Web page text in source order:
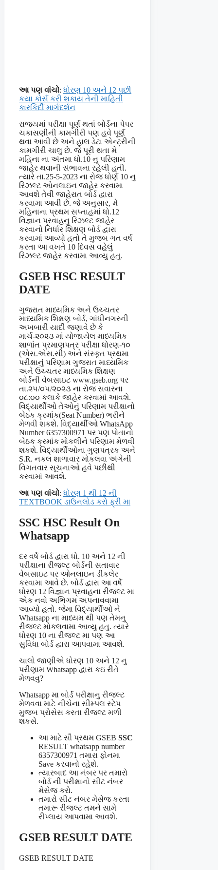
આ પણ વાંચો: ધોરણ 10 અને 12 પછી
કયા કોર્સ કરી શકાય તેની માહિતી
કારકિર્દી માર્ગદર્શન
રાજયમાં પરીક્ષા પૂર્ણ થતાં બોર્ડના પેપર
ચકાસણીની કામગીરી પણ હવે પૂર્ણ
થવા આવી છે અને હાલ ડેટા એન્ટ્રીની
કામગીરી ચાલુ છે. જે પૂરી થતા મે
મહિના ના અંતમા ધો.10 નુ પરિણામ
જાહેર થવાની સંભાવના રહેલી હતી.
ત્યારે તા.25-5-2023 ના રોજ ધોર્ણ 10 નુ
રિઝલ્ટ ઓનલાઇન જાહેર કરવામા
આવશે તેવી જાહેરાત બોર્ડ દ્વારા
કરવામા આવી છે. જે અનુસાર, મે
મહિનાના પ્રથમ સપ્તાહમાં ધો.12
વિજ્ઞાન પ્રવાહનુ રિઝલ્ટ જાહેર
કરવાનો નિર્ધાર શિક્ષણ બોર્ડ દ્વારા
કરવામાં આવ્યો હતો તે મુજબ ગત વર્ષ
કરતા આ વખતે 10 દિવસ વહેલું
રિઝલ્ટ જાહેર કરવામા આવ્યુ હતુ.
GSEB HSC RESULT
DATE
ગુજરાત માધ્યમિક અને ઉચ્ચતર
માધ્યમિક શિક્ષણ બોર્ડ, ગાંધીનગરની
અખબારી યાદી જણાવે છે કે
માર્ચ-૨૦૨૩ માં યોજાયેલ માધ્યમિક
શાળાંત પ્રમાણપત્ર પરીક્ષા ધોરણ-૧૦
(એસ.એસ.સી) અને સંસ્કૃત પ્રથમા
પરીક્ષાનું પરિણામ ગુજરાત માધ્યમિક
અને ઉચ્ચતર માધ્યમિક શિક્ષણ
બોર્ડની વેબસાઇટ www.gseb.org પર
તા.૨૫/૦૫/૨૦૨૩ ના રોજ સવારના
૦૮:૦૦ કલાકે જાહેર કરવામાં આવશે.
વિદ્યાર્થીઓ તેઓનું પરિણામ પરીક્ષાનો
બેઠક ક્રમાંક(Seat Number) ભરીને
મેળવી શકશે. વિદ્યાર્થીઓ WhatsApp
Number 6357300971 પર પણ પોતાનો
બેઠક ક્રમાંક મોકલીને પરિણામ મેળવી
શકશે. વિદ્યાર્થીઓના ગુણપત્રક અને
S.R. નકલ શાળાવાર મોકલવા અંગેની
વિગતવાર સૂચનાઓ હવે પછીથી
કરવામાં આવશે.
આ પણ વાંચો: ધોરણ 1 થી 12 ની
TEXTBOOK ડાઉનલોડ કરો ફ્રી મા
SSC HSC Result On
Whatsapp
દર વર્ષે બોર્ડ દ્વારા ધો. 10 અને 12 ની
પરીક્ષાના રીજલ્ટ બોર્ડની સતાવાર
વેબસાઇટ પર ઓનલાઇન ડીકલેર
કરવામા આવે છે. બોર્ડ દ્વારા આ વર્ષે
ધોરણ 12 વિજ્ઞાન પ્રવાહના રીજલ્ટ મા
એક નવો અભિગમ અપનાવવામા
આવ્યો હતો. જેમા વિદ્યાર્થીઓ ને
Whatsapp ના માધ્યમ થી પણ તેમનુ
રીજલ્ટ મોકલવામા આવ્યુ હતુ. ત્યારે
ધોરણ 10 ના રીજલ્ટ મા પણ આ
સુવિધા બોર્ડ દ્વારા આપવામા આવશે.
ચાલો જાણીએ ધોરણ 10 અને 12 નુ
પરીણામ Whatsapp દ્વારા કઇ રીતે
મેળવવુ?
Whatsapp મા બોર્ડ પરીક્ષાનુ રીજલ્ટ
મેળવવા માટે નીચેના સીમ્પલ સ્ટેપ
મુજબ પ્રોસેસ કરતા રીજલ્ટ મળી
શકસે.
આ માટે સૌ પ્રથમ GSEB SSC
RESULT whatsapp number
6357300971 તમારા ફોનમા
Save કરવાનો રહેશે.
ત્યારબાદ આ નંબર પર તમારો
બોર્ડ ની પરીક્ષાનો સીટ નંબર
મેસેજ કરો.
તમારો સીટ નંબર મેસેજ કરતા
તમારૂ રીજલ્ટ તમને સામે
રીપ્લાય આપવામા આવશે.
GSEB RESULT DATE
GSEB RESULT DATE